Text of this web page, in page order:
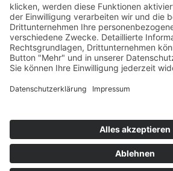
Impressum
Datenschutz
Copyright 2023. All rights reserved.